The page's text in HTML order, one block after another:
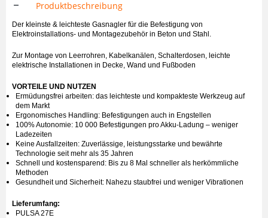
Produktbeschreibung
Der kleinste & leichteste Gasnagler für die Befestigung von
Elektroinstallations- und Montagezubehör in Beton und Stahl.
Zur Montage von Leerrohren, Kabelkanälen, Schalterdosen, leichte
elektrische Installationen in Decke, Wand und Fußboden
VORTEILE UND NUTZEN
Ermüdungsfrei arbeiten: das leichteste und kompakteste Werkzeug auf
dem Markt
Ergonomisches Handling: Befestigungen auch in Engstellen
100% Autonomie: 10 000 Befestigungen pro Akku-Ladung – weniger
Ladezeiten
Keine Ausfallzeiten: Zuverlässige, leistungsstarke und bewährte
Technologie seit mehr als 35 Jahren
Schnell und kostensparend: Bis zu 8 Mal schneller als herkömmliche
Methoden
Gesundheit und Sicherheit: Nahezu staubfrei und weniger Vibrationen
Lieferumfang:
PULSA 27E